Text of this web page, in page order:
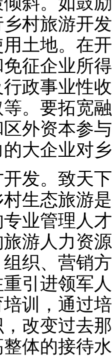
村旅游开
土地。在
征企业所
政事业性
。要拓宽
外资本参
大企业对
发。致天
生态旅游
业管理人
游人力资
织、营销
引进领军
培训，通过
改变过去
体的接待